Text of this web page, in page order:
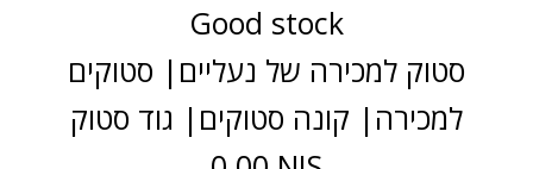
Good stock
סטוק למכירה של נעליים| סטוקים
למכירה| קונה סטוקים| גוד סטוק